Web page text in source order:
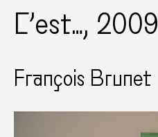
C’est…, 2009
François Brunet